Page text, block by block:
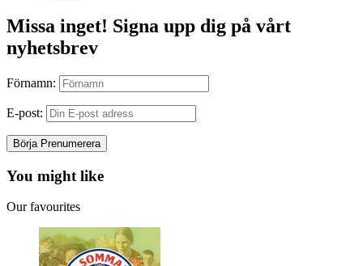
Missa inget! Signa upp dig på vårt
nyhetsbrev
Förnamn:
E-post:
You might like
Our favourites